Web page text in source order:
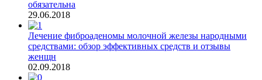
обязательна
29.06.2018
Лечение фиброаденомы молочной железы народными
средствами: обзор эффективных средств и отзывы
женщн
02.09.2018